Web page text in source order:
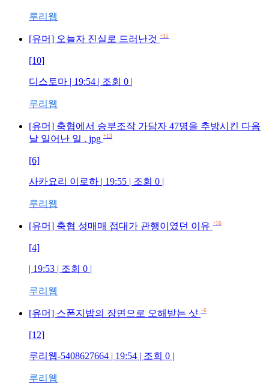
루리웹
[유머] 오늘자 진실로 드러난것 +15
[10]
디스토마 | 19:54 | 조회 0 |
루리웹
[유머] 축협에서 승부조작 가담자 47명을 추방시킨 다음
날 일어난 일 . jpg +13
[6]
사카요리 이로하 | 19:55 | 조회 0 |
루리웹
[유머] 축협 성매매 접대가 관행이였던 이유 +16
[4]
| 19:53 | 조회 0 |
루리웹
[유머] 스폰지밥의 장면으로 오해받는 샷 +6
[12]
루리웹-5408627664 | 19:54 | 조회 0 |
루리웹